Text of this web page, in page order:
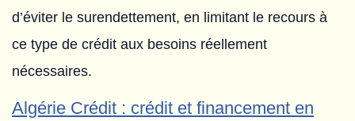
d’éviter le surendettement, en limitant le recours à
ce type de crédit aux besoins réellement
nécessaires.
Algérie Crédit : crédit et financement en